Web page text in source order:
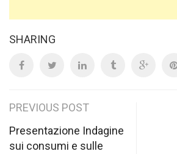
SHARING
Post
navigation
PREVIOUS POST
Presentazione Indagine
sui consumi e sulle